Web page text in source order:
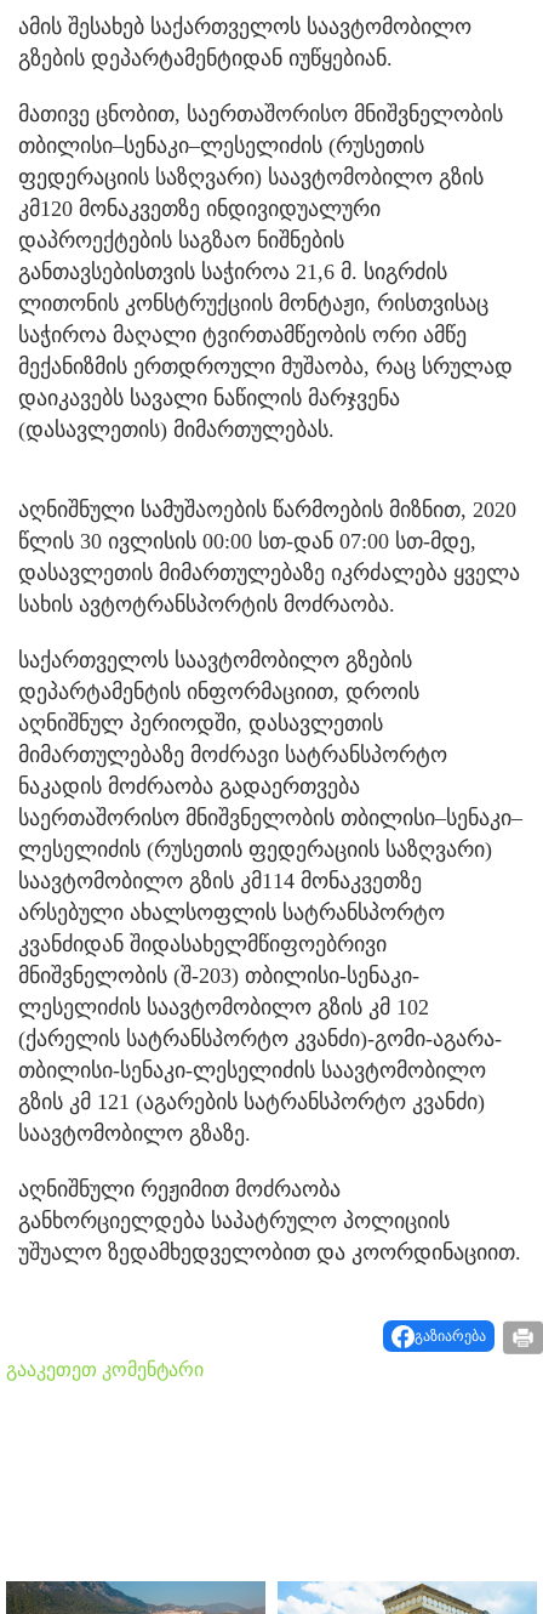
ამის შესახებ საქართველოს საავტომობილო
გზების დეპარტამენტიდან იუწყებიან.
მათივე ცნობით, საერთაშორისო მნიშვნელობის
თბილისი–სენაკი–ლესელიძის (რუსეთის
ფედერაციის საზღვარი) საავტომობილო გზის
კმ120 მონაკვეთზე ინდივიდუალური
დაპროექტების საგზაო ნიშნების
განთავსებისთვის საჭიროა 21,6 მ. სიგრძის
ლითონის კონსტრუქციის მონტაჟი, რისთვისაც
საჭიროა მაღალი ტვირთამწეობის ორი ამწე
მექანიზმის ერთდროული მუშაობა, რაც სრულად
დაიკავებს სავალი ნაწილის მარჯვენა
(დასავლეთის) მიმართულებას.
აღნიშნული სამუშაოების წარმოების მიზნით, 2020
წლის 30 ივლისის 00:00 სთ-დან 07:00 სთ-მდე,
დასავლეთის მიმართულებაზე იკრძალება ყველა
სახის ავტოტრანსპორტის მოძრაობა.
საქართველოს საავტომობილო გზების
დეპარტამენტის ინფორმაციით, დროის
აღნიშნულ პერიოდში, დასავლეთის
მიმართულებაზე მოძრავი სატრანსპორტო
ნაკადის მოძრაობა გადაერთვება
საერთაშორისო მნიშვნელობის თბილისი–სენაკი–
ლესელიძის (რუსეთის ფედერაციის საზღვარი)
საავტომობილო გზის კმ114 მონაკვეთზე
არსებული ახალსოფლის სატრანსპორტო
კვანძიდან შიდასახელმწიფოებრივი
მნიშვნელობის (შ-203) თბილისი-სენაკი-
ლესელიძის საავტომობილო გზის კმ 102
(ქარელის სატრანსპორტო კვანძი)-გომი-აგარა-
თბილისი-სენაკი-ლესელიძის საავტომობილო
გზის კმ 121 (აგარების სატრანსპორტო კვანძი)
საავტომობილო გზაზე.
აღნიშნული რეჟიმით მოძრაობა
განხორციელდება საპატრულო პოლიციის
უშუალო ზედამხედველობით და კოორდინაციით.
გაზიარება
გააკეთეთ კომენტარი